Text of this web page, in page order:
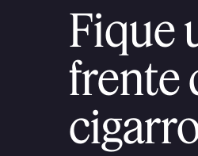
Fique
frente